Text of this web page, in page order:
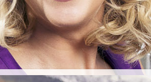
PIECZYSTE POD
CHMURKĄ!
Przepisy na grilla;-)